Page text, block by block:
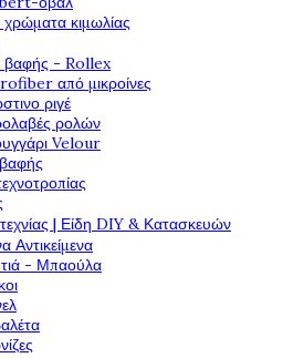
χρώματα κιμωλίας
βαφής - Rollex
από μικροίνες
ριγέ
ρολών
Velour
| Είδη DIY & Κατασκευών
Αντικείμενα
- Μπαούλα